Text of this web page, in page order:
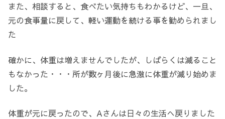
また、相談すると、食べたい気持ちもわかるけど、一旦、
元の食事量に戻して、軽い運動を続ける事を勧められまし
た
確かに、体重は増えませんでしたが、しばらくは減ること
もなかった・・・所が数ヶ月後に急激に体重が減り始めま
した。
体重が元に戻ったので、Aさんは日々の生活へ戻りました